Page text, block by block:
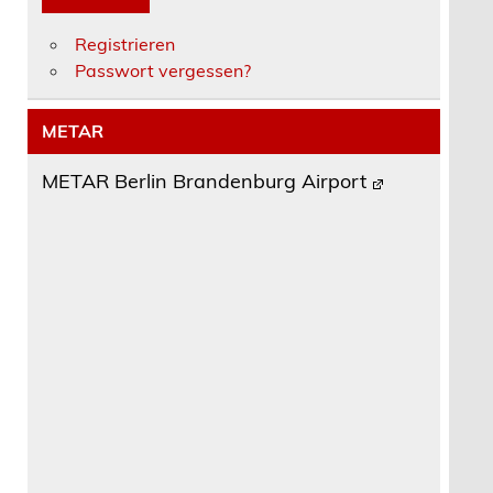
Registrieren
Passwort vergessen?
METAR
METAR Berlin Brandenburg Airport